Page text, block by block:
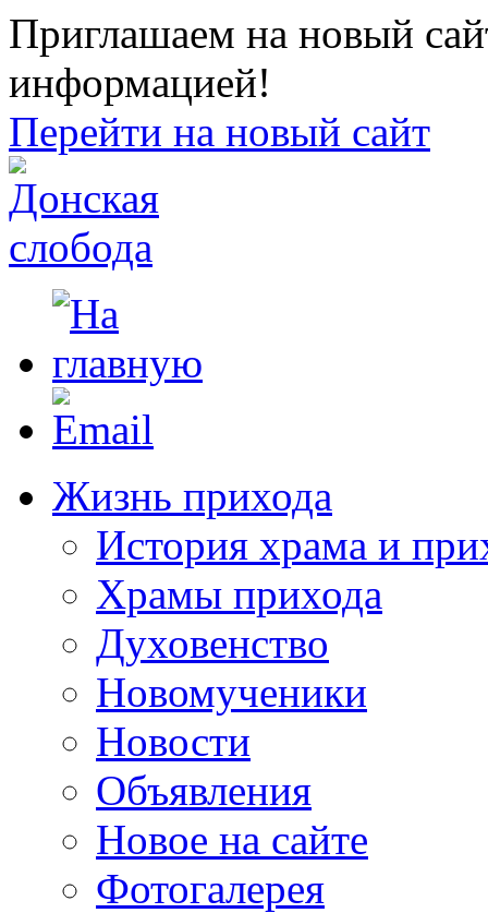
Приглашаем на новый
информацией!
Перейти на новый сайт
Жизнь прихода
История храма и
Храмы прихода
Духовенство
Новомученики
Новости
Объявления
Новое на сайте
Фотогалерея